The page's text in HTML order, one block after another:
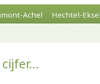
Achel Hechtel-